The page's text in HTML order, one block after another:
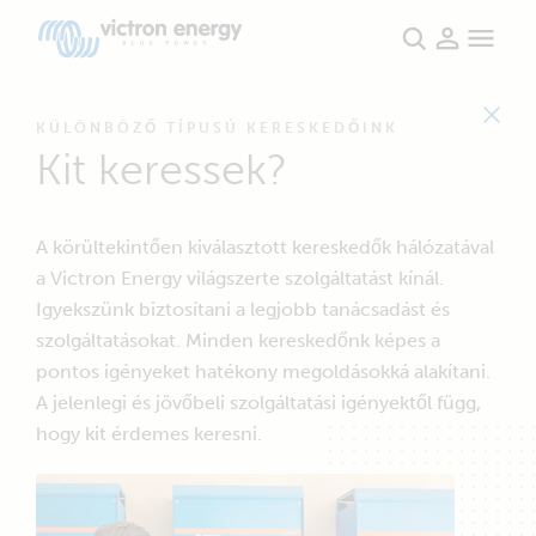
KÜLÖNBÖZŐ TÍPUSÚ KERESKEDŐINK
Kit keressek?
A körültekintően kiválasztott kereskedők hálózatával
a Victron Energy világszerte szolgáltatást kínál.
Igyekszünk biztosítani a legjobb tanácsadást és
szolgáltatásokat. Minden kereskedőnk képes a
pontos igényeket hatékony megoldásokká alakítani.
A jelenlegi és jövőbeli szolgáltatási igényektől függ,
hogy kit érdemes keresni.
Victron Energy jogosított márkakereskedőinek
keresése
3